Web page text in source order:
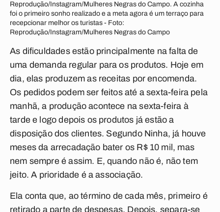
Reprodução/Instagram/Mulheres Negras do Campo. A cozinha
foi o primeiro sonho realizado e a meta agora é um terraço para
recepcionar melhor os turistas - Foto:
Reprodução/Instagram/Mulheres Negras do Campo
As dificuldades estão principalmente na falta de
uma demanda regular para os produtos. Hoje em
dia, elas produzem as receitas por encomenda.
Os pedidos podem ser feitos até a sexta-feira pela
manhã, a produção acontece na sexta-feira à
tarde e logo depois os produtos já estão a
disposição dos clientes. Segundo Ninha, já houve
meses da arrecadação bater os R$ 10 mil, mas
nem sempre é assim. E, quando não é, não tem
jeito. A prioridade é a associação.
Ela conta que, ao término de cada mês, primeiro é
retirado a parte de despesas. Depois, separa-se